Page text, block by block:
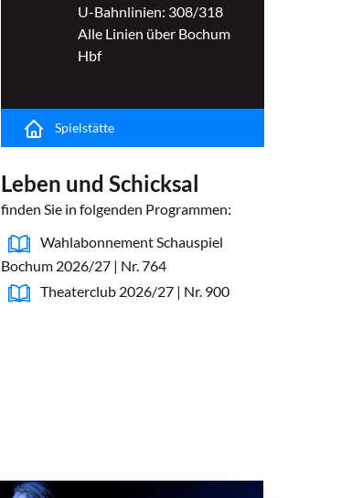
U-Bahnlinien: 308/318
Alle Linien über Bochum
Hbf
Spielstätte
Leben und Schicksal
finden Sie in folgenden Programmen:
Wahlabonnement Schauspiel
Bochum 2026/27 | Nr. 764
Theaterclub 2026/27 | Nr. 900